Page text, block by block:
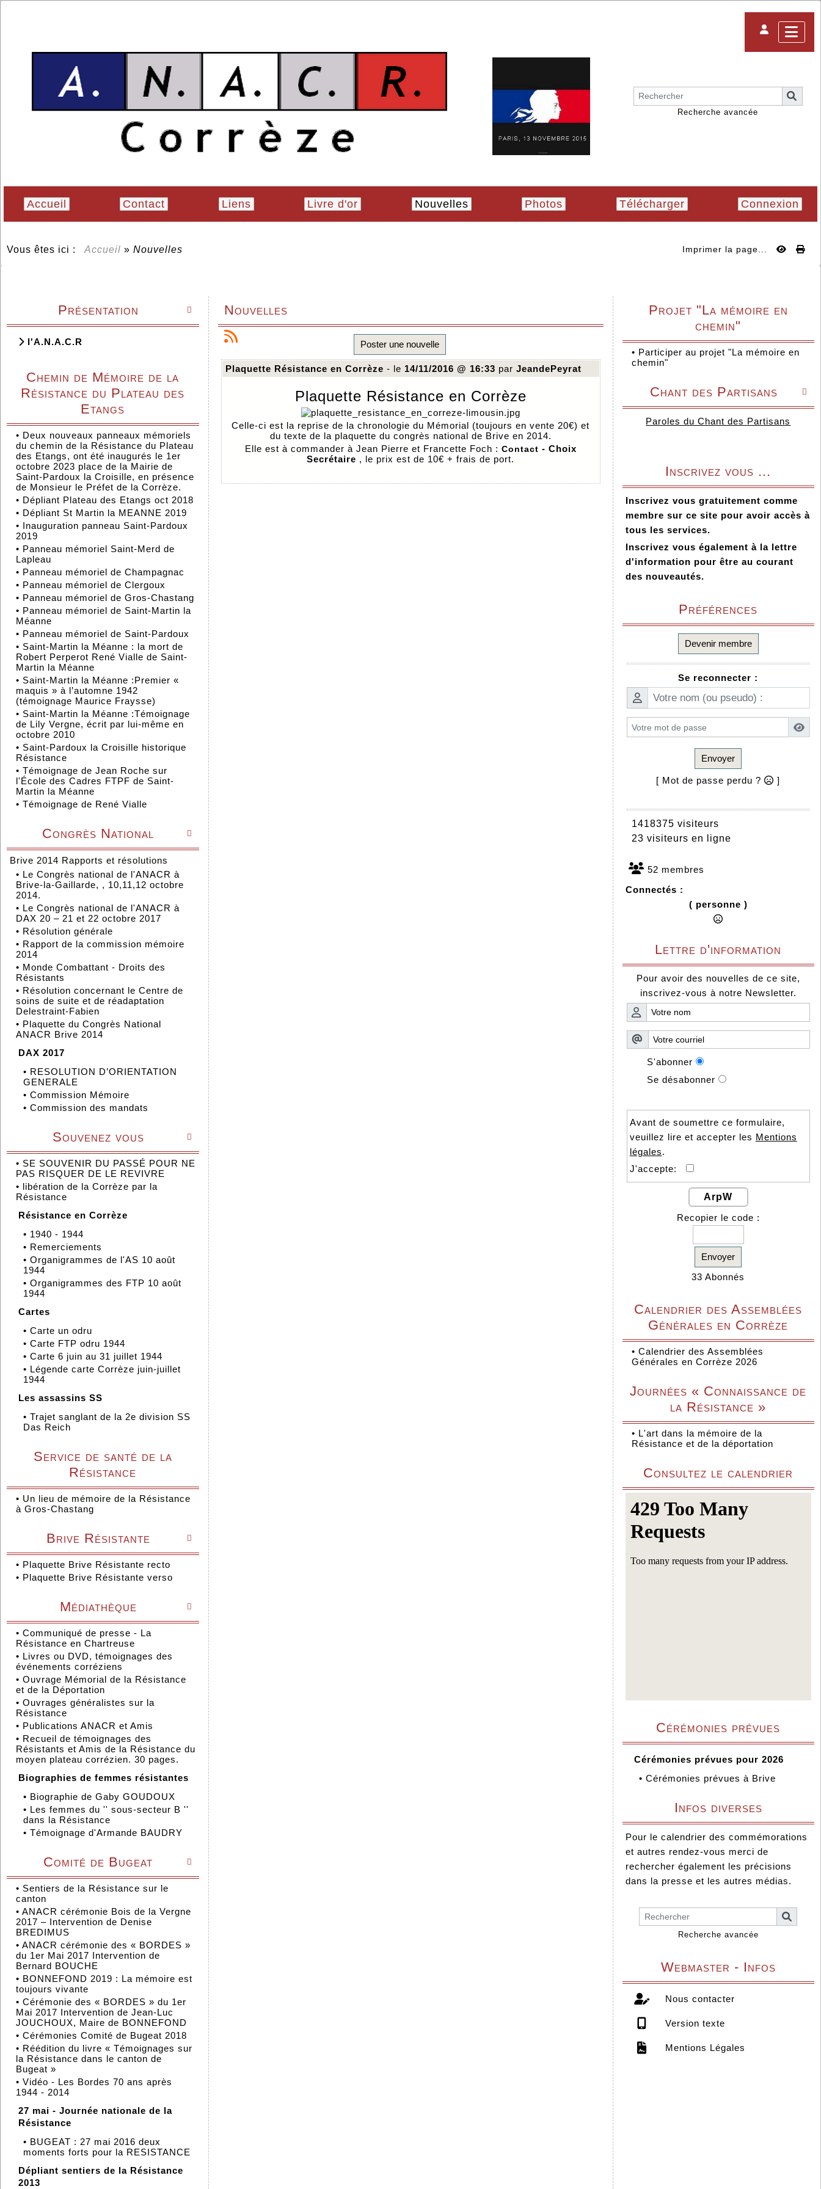
Recherche avancée
Accueil Contact Liens Livre d'or Nouvelles Photos Télécharger Connexion
Vous êtes ici : Accueil » Nouvelles Imprimer la page...

Présentation
l'A.N.A.C.R
Chemin de Mémoire de la
Résistance du Plateau des
Etangs
• Deux nouveaux panneaux mémoriels
du chemin de la Résistance du Plateau
des Etangs, ont été inaugurés le 1er
octobre 2023 place de la Mairie de
Saint-Pardoux la Croisille, en présence
de Monsieur le Préfet de la Corrèze.
• Dépliant Plateau des Etangs oct 2018
• Dépliant St Martin la MEANNE 2019
• Inauguration panneau Saint-Pardoux
2019
• Panneau mémoriel Saint-Merd de
Lapleau
• Panneau mémoriel de Champagnac
• Panneau mémoriel de Clergoux
• Panneau mémoriel de Gros-Chastang
• Panneau mémoriel de Saint-Martin la
Méanne
• Panneau mémoriel de Saint-Pardoux
• Saint-Martin la Méanne : la mort de
Robert Perperot René Vialle de Saint-
Martin la Méanne
• Saint-Martin la Méanne :Premier «
maquis » à l’automne 1942
(témoignage Maurice Fraysse)
• Saint-Martin la Méanne :Témoignage
de Lily Vergne, écrit par lui-même en
octobre 2010
• Saint-Pardoux la Croisille historique
Résistance
• Témoignage de Jean Roche sur
l'École des Cadres FTPF de Saint-
Martin la Méanne
• Témoignage de René Vialle

Congrès National
Brive 2014 Rapports et résolutions
• Le Congrès national de l'ANACR à
Brive-la-Gaillarde, , 10,11,12 octobre
2014.
• Le Congrès national de l'ANACR à
DAX 20 – 21 et 22 octobre 2017
• Résolution générale
• Rapport de la commission mémoire
2014
• Monde Combattant - Droits des
Résistants
• Résolution concernant le Centre de
soins de suite et de réadaptation
Delestraint-Fabien
• Plaquette du Congrès National
ANACR Brive 2014
DAX 2017
• RESOLUTION D’ORIENTATION
GENERALE
• Commission Mémoire
• Commission des mandats

Souvenez vous
• SE SOUVENIR DU PASSÉ POUR NE
PAS RISQUER DE LE REVIVRE
• libération de la Corrèze par la
Résistance
Résistance en Corrèze
• 1940 - 1944
• Remerciements
• Organigrammes de l'AS 10 août
1944
• Organigrammes des FTP 10 août
1944
Cartes
• Carte un odru
• Carte FTP odru 1944
• Carte 6 juin au 31 juillet 1944
• Légende carte Corrèze juin-juillet
1944
Les assassins SS
• Trajet sanglant de la 2e division SS
Das Reich
Service de santé de la
Résistance
• Un lieu de mémoire de la Résistance
à Gros-Chastang

Brive Résistante
• Plaquette Brive Résistante recto
• Plaquette Brive Résistante verso

Médiathèque
• Communiqué de presse - La
Résistance en Chartreuse
• Livres ou DVD, témoignages des
événements corréziens
• Ouvrage Mémorial de la Résistance
et de la Déportation
• Ouvrages généralistes sur la
Résistance
• Publications ANACR et Amis
• Recueil de témoignages des
Résistants et Amis de la Résistance du
moyen plateau corrézien. 30 pages.
Biographies de femmes résistantes
• Biographie de Gaby GOUDOUX
• Les femmes du '' sous-secteur B ''
dans la Résistance
• Témoignage d'Armande BAUDRY

Comité de Bugeat
• Sentiers de la Résistance sur le
canton
• ANACR cérémonie Bois de la Vergne
2017 – Intervention de Denise
BREDIMUS
• ANACR cérémonie des « BORDES »
du 1er Mai 2017 Intervention de
Bernard BOUCHE
• BONNEFOND 2019 : La mémoire est
toujours vivante
• Cérémonie des « BORDES » du 1er
Mai 2017 Intervention de Jean-Luc
JOUCHOUX, Maire de BONNEFOND
• Cérémonies Comité de Bugeat 2018
• Réédition du livre « Témoignages sur
la Résistance dans le canton de
Bugeat »
• Vidéo - Les Bordes 70 ans après
1944 - 2014
27 mai - Journée nationale de la
Résistance
• BUGEAT : 27 mai 2016 deux
moments forts pour la RESISTANCE
Dépliant sentiers de la Résistance
2013
Nouvelles
Poster une nouvelle
Plaquette Résistance en Corrèze - le 14/11/2016 @ 16:33 par JeandePeyrat
Plaquette Résistance en Corrèze
Celle-ci est la reprise de la chronologie du Mémorial (toujours en vente 20€) et
du texte de la plaquette du congrès national de Brive en 2014.
Elle est à commander à Jean Pierre et Francette Foch : Contact - Choix
Secrétaire , le prix est de 10€ + frais de port.
Projet "La mémoire en
chemin"
• Participer au projet "La mémoire en
chemin"

Chant des Partisans
Paroles du Chant des Partisans
Inscrivez vous ...
Inscrivez vous gratuitement comme
membre sur ce site pour avoir accès à
tous les services.
Inscrivez vous également à la lettre
d'information pour être au courant
des nouveautés.
Préférences
Devenir membre
Se reconnecter :
Envoyer
[ Mot de passe perdu ? ]
1418375 visiteurs
23 visiteurs en ligne
52 membres
Connectés :
( personne )
Lettre d'information
Pour avoir des nouvelles de ce site,
inscrivez-vous à notre Newsletter.
S'abonner
Se désabonner
Avant de soumettre ce formulaire,
veuillez lire et accepter les Mentions
légales.
J'accepte:
ArpW
Recopier le code :
Envoyer
33 Abonnés
Calendrier des Assemblées
Générales en Corrèze
• Calendrier des Assemblées
Générales en Corrèze 2026
Journées « Connaissance de
la Résistance »
• L'art dans la mémoire de la
Résistance et de la déportation
Consultez le calendrier
Cérémonies prévues
Cérémonies prévues pour 2026
• Cérémonies prévues à Brive
Infos diverses
Pour le calendrier des commémorations
et autres rendez-vous merci de
rechercher également les précisions
dans la presse et les autres médias.
Recherche avancée
Webmaster - Infos
Nous contacter
Version texte
Mentions Légales